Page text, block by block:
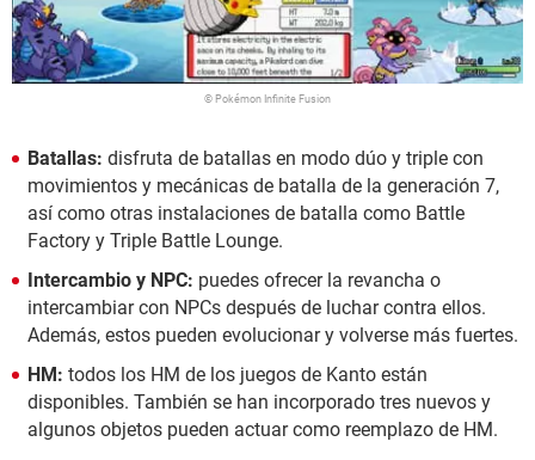
© Pokémon Infinite Fusion
Batallas: disfruta de batallas en modo dúo y triple con
movimientos y mecánicas de batalla de la generación 7,
así como otras instalaciones de batalla como Battle
Factory y Triple Battle Lounge.
Intercambio y NPC: puedes ofrecer la revancha o
intercambiar con NPCs después de luchar contra ellos.
Además, estos pueden evolucionar y volverse más fuertes.
HM: todos los HM de los juegos de Kanto están
disponibles. También se han incorporado tres nuevos y
algunos objetos pueden actuar como reemplazo de HM.